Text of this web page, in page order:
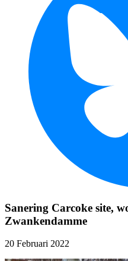
Sanering Carcoke site,
Zwankendamme
20 Februari 2022